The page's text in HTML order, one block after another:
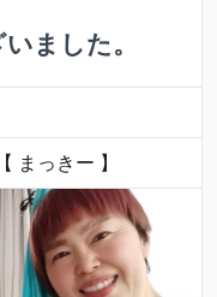
ました。
まっきー 】